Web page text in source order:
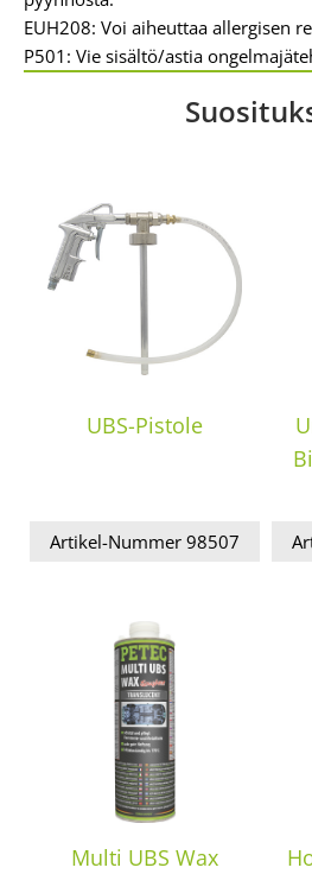
EUH208: Voi aiheuttaa allergisen
P501: Vie sisältö/astia
UBS-Pistole
Artikel-Nummer 98507
Multi UBS Wax